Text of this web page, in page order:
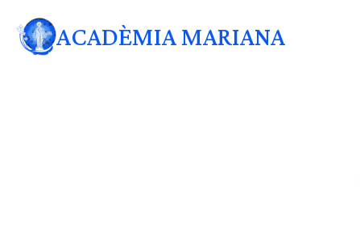
ACADÈMIA MARIANA